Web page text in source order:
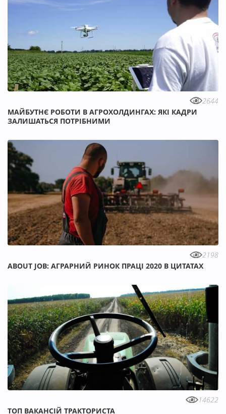
2644
МАЙБУТНЄ РОБОТИ В АГРОХОЛДИНГАХ: ЯКІ КАДРИ
ЗАЛИШАТЬСЯ ПОТРІБНИМИ
2198
ABOUT JOB: АГРАРНИЙ РИНОК ПРАЦІ 2020 В ЦИТАТАХ
14622
ТОП ВАКАНСІЙ ТРАКТОРИСТА